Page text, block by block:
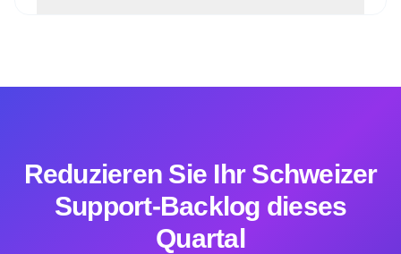
Reduzieren Sie Ihr Schweizer
Support-Backlog dieses
Quartal